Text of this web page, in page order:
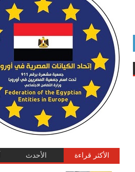
الأكثر قراءة الأحدث